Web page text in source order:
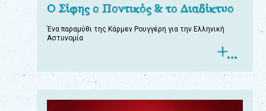
Ο Σίφης ο Ποντικός & το Διαδίκτυο
Ένα παραμύθι της Κάρμεν Ρουγγέρη για την Ελληνική
Αστυνομία